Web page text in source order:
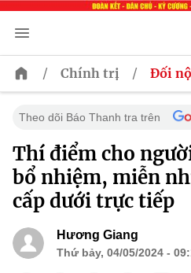
/ Chính trị / Đối
Theo dõi Báo Thanh tra trên
Thí điểm cho
bổ nhiệm, miễn
cấp dưới trực tiếp
Hương Giang
Thứ bảy, 04/05/2024 -